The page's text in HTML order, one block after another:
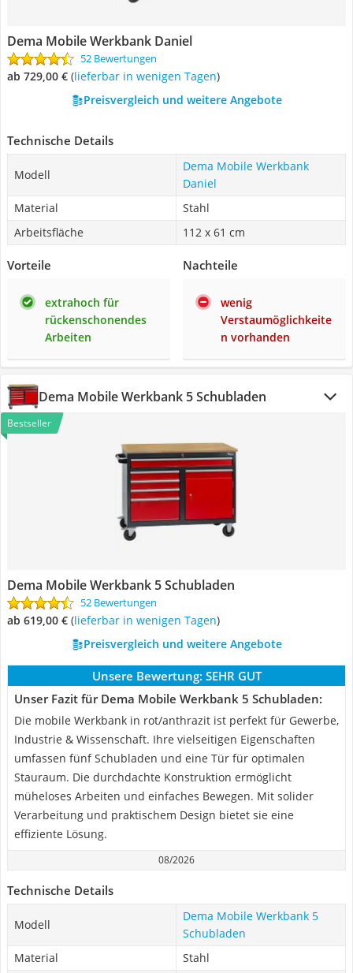
Dema Mobile Werkbank Daniel
52 Bewertungen
ab 729,00 € ( Lieferbar in wenigen Tagen)
Preisvergleich und weitere Angebote
Technische Details
Modell
Dema Mobile Werkbank
Daniel
Material
Stahl
Arbeitsfläche
112 x 61 cm
Vorteile
extrahoch für
rückenschonendes
Arbeiten
Nachteile
wenig
Verstaumöglichkeite
n vorhanden
Dema Mobile Werkbank 5 Schubladen
Bestseller
Dema Mobile Werkbank 5 Schubladen
52 Bewertungen
ab 619,00 € ( Lieferbar in wenigen Tagen)
Preisvergleich und weitere Angebote
Unsere Bewertung: SEHR GUT
Unser Fazit für Dema Mobile Werkbank 5 Schubladen:
Die mobile Werkbank in rot/anthrazit ist perfekt für Gewerbe,
Industrie & Wissenschaft. Ihre vielseitigen Eigenschaften
umfassen fünf Schubladen und eine Tür für optimalen
Stauraum. Die durchdachte Konstruktion ermöglicht
müheloses Arbeiten und einfaches Bewegen. Mit solider
Verarbeitung und praktischem Design bietet sie eine
effiziente Lösung.
08/2026
Technische Details
Modell
Dema Mobile Werkbank 5
Schubladen
Material
Stahl